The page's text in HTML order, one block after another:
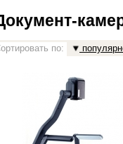
по: